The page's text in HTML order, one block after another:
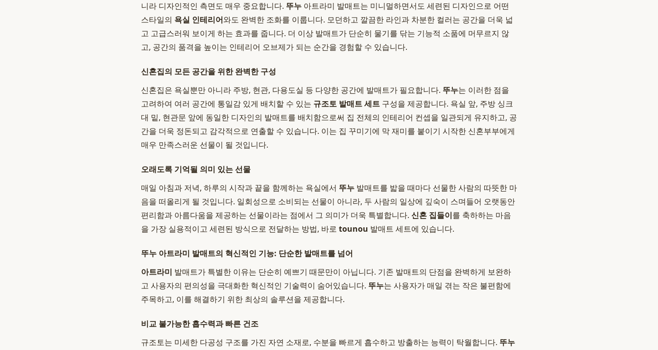
니라 디자인적인 측면도 매우 중요합니다. 뚜누 아트라미 발매트는 미니멀하면서도 세련된 디자인으로 어떤
스타일의 욕실 인테리어와도 완벽한 조화를 이룹니다. 모던하고 깔끔한 라인과 차분한 컬러는 공간을 더욱 넓
고 고급스러워 보이게 하는 효과를 줍니다. 더 이상 발매트가 단순히 물기를 닦는 기능적 소품에 머무르지 않
고, 공간의 품격을 높이는 인테리어 오브제가 되는 순간을 경험할 수 있습니다.
신혼집의 모든 공간을 위한 완벽한 구성
신혼집은 욕실뿐만 아니라 주방, 현관, 다용도실 등 다양한 공간에 발매트가 필요합니다. 뚜누는 이러한 점을
고려하여 여러 공간에 통일감 있게 배치할 수 있는 규조토 발매트 세트 구성을 제공합니다. 욕실 앞, 주방 싱크
대 밑, 현관문 앞에 동일한 디자인의 발매트를 배치함으로써 집 전체의 인테리어 컨셉을 일관되게 유지하고, 공
간을 더욱 정돈되고 감각적으로 연출할 수 있습니다. 이는 집 꾸미기에 막 재미를 붙이기 시작한 신혼부부에게
매우 만족스러운 선물이 될 것입니다.
오래도록 기억될 의미 있는 선물
매일 아침과 저녁, 하루의 시작과 끝을 함께하는 욕실에서 뚜누 발매트를 밟을 때마다 선물한 사람의 따뜻한 마
음을 떠올리게 될 것입니다. 일회성으로 소비되는 선물이 아니라, 두 사람의 일상에 깊숙이 스며들어 오랫동안
편리함과 아름다움을 제공하는 선물이라는 점에서 그 의미가 더욱 특별합니다. 신혼 집들이를 축하하는 마음
을 가장 실용적이고 세련된 방식으로 전달하는 방법, 바로 tounou 발매트 세트에 있습니다.
뚜누 아트라미 발매트의 혁신적인 기능: 단순한 발매트를 넘어
아트라미 발매트가 특별한 이유는 단순히 예쁘기 때문만이 아닙니다. 기존 발매트의 단점을 완벽하게 보완하
고 사용자의 편의성을 극대화한 혁신적인 기술력이 숨어있습니다. 뚜누는 사용자가 매일 겪는 작은 불편함에
주목하고, 이를 해결하기 위한 최상의 솔루션을 제공합니다.
비교 불가능한 흡수력과 빠른 건조
규조토는 미세한 다공성 구조를 가진 자연 소재로, 수분을 빠르게 흡수하고 방출하는 능력이 탁월합니다. 뚜누